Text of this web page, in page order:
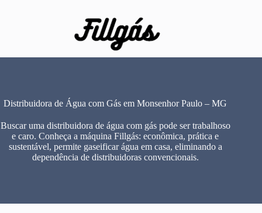
Distribuidora de Água com Gás em Monsenhor Paulo – MG
Buscar uma distribuidora de água com gás pode ser trabalhoso
e caro. Conheça a máquina Fillgás: econômica, prática e
sustentável, permite gaseificar água em casa, eliminando a
dependência de distribuidoras convencionais.